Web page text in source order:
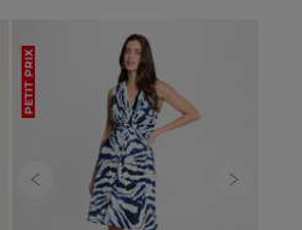
PETIT PRIX
Previous Next